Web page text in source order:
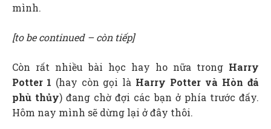
mình.
[to be continued – còn tiếp]
Còn rất nhiều bài học hay ho nữa trong Harry
Potter 1 (hay còn gọi là Harry Potter và Hòn đá
phù thủy) đang chờ đợi các bạn ở phía trước đấy.
Hôm nay mình sẽ dừng lại ở đây thôi.